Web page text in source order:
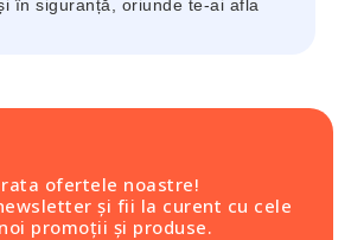
în siguranță, oriunde te-ai afla
rata ofertele noastre!
și fii la curent cu cele
promoții și produse.